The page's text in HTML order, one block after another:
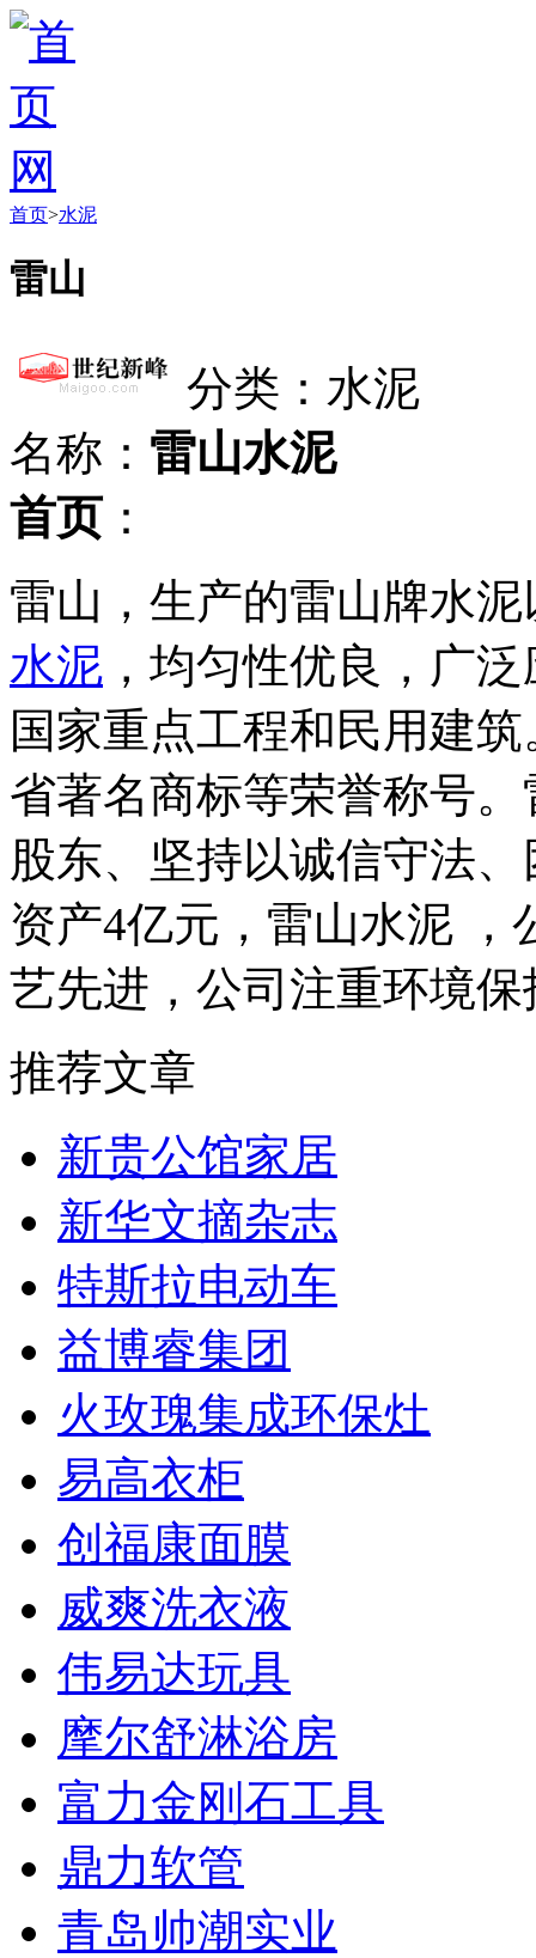
首页>水泥
雷山
分类：水泥
名称： 雷山水泥
首页 ：
雷山，生产的雷山牌水
水泥 ，均匀性优良，广
国家重点工程和民用建
省著名商标等荣誉称号
股东、坚持以诚信守法
资产4亿元，雷山水泥 ，
艺先进，公司注重环境保
推荐文章
新贵公馆家居
新华文摘杂志
特斯拉电动车
益博睿集团
火玫瑰集成环保灶
易高衣柜
创福康面膜
威爽洗衣液
伟易达玩具
摩尔舒淋浴房
富力金刚石工具
鼎力软管
青岛帅潮实业